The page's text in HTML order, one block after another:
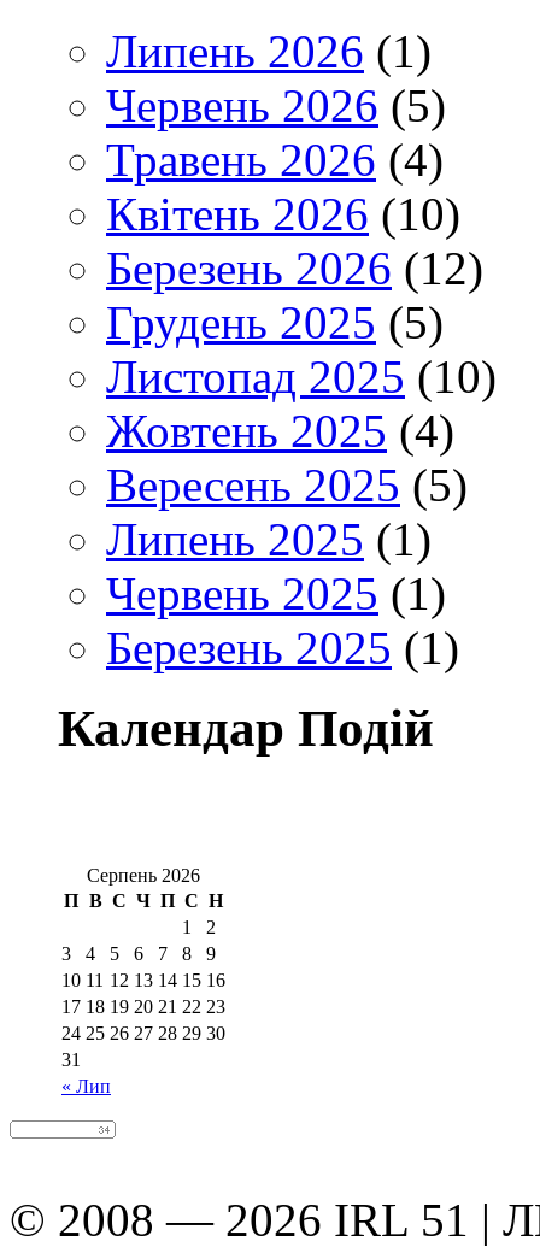
Липень 2026 (1)
Червень 2026 (5)
Травень 2026 (4)
Квітень 2026 (10)
Березень 2026 (12)
Грудень 2025 (5)
Листопад 2025 (10)
Жовтень 2025 (4)
Вересень 2025 (5)
Липень 2025 (1)
Червень 2025 (1)
Березень 2025 (1)
Календар Подій
Серпень 2026
П В С Ч П С Н
« Лип
1
2
3
4 5 6 7 8
9
10 11 12 13 14 15 16
17 18 19 20 21 22 23
24 25 26 27 28 29 30
31
© 2008 — 2026 IRL 51 |